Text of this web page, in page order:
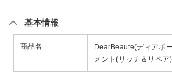
基本情報
商品名
DearBeaute(ディアボ
メント(リッチ＆リペア)